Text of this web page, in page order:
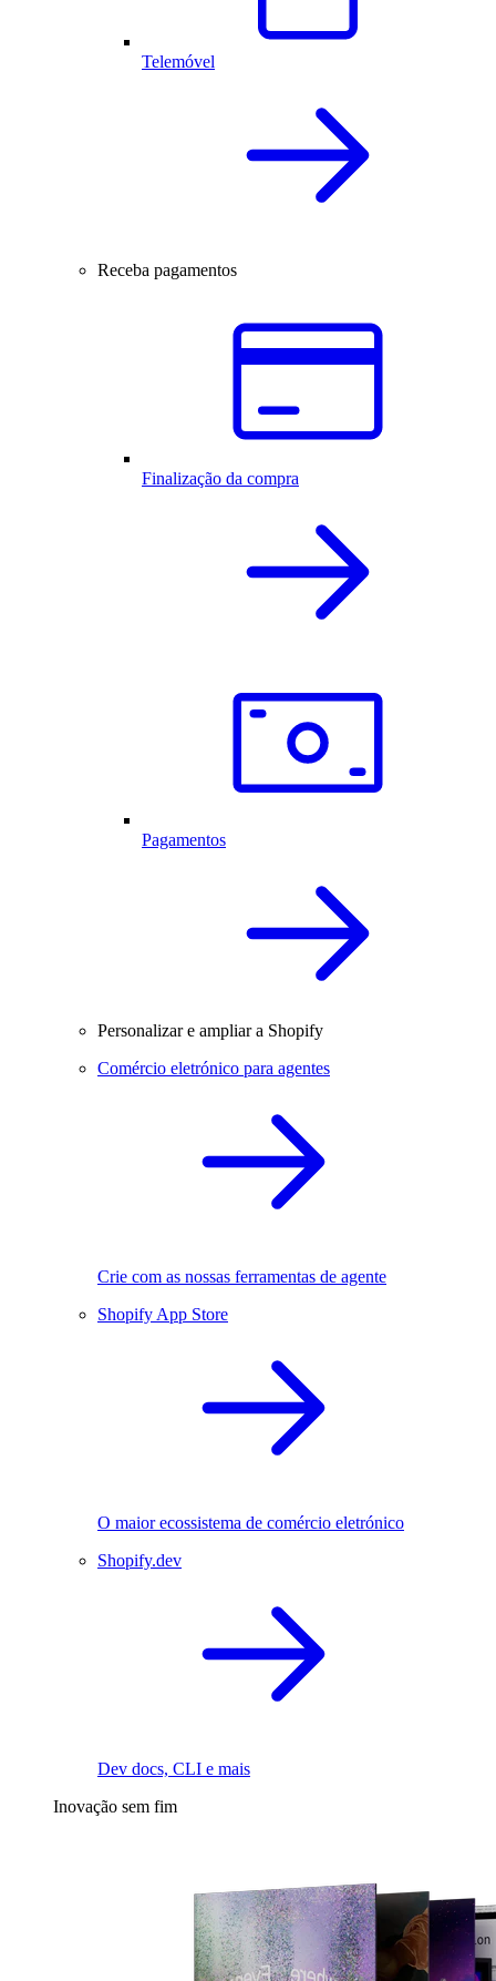
Telemóvel
Receba pagamentos
Finalização da compra
Pagamentos
Personalizar e ampliar a Shopify
Comércio eletrónico para agentes
Crie com as nossas ferramentas de agente
Shopify App Store
O maior ecossistema de comércio eletrónico
Shopify.dev
Dev docs, CLI e mais
Inovação sem fim